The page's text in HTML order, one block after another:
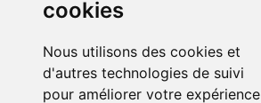
cookies
Nous utilisons des cookies et
d'autres technologies de suivi
pour améliorer votre expérience